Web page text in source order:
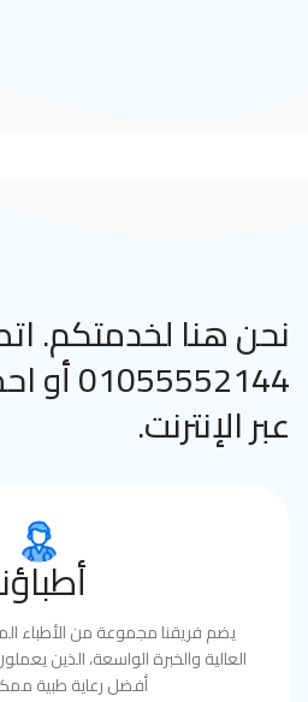
نحن هنا لخدمتكم.
عبر الإنترنت.
يضم فريقنا مجموعة من الأطباء
العالية والخبرة الواسعة، الذين
أفضل رعاية طبية